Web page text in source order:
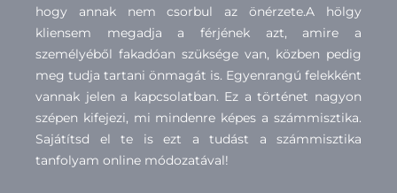
hogy annak nem csorbul az önérzete.A hölgy
kliensem megadja a férjének azt, amire a
személyéből fakadóan szüksége van, közben pedig
meg tudja tartani önmagát is. Egyenrangú felekként
vannak jelen a kapcsolatban. Ez a történet nagyon
szépen kifejezi, mi mindenre képes a számmisztika.
Sajátítsd el te is ezt a tudást a számmisztika
tanfolyam online módozatával!